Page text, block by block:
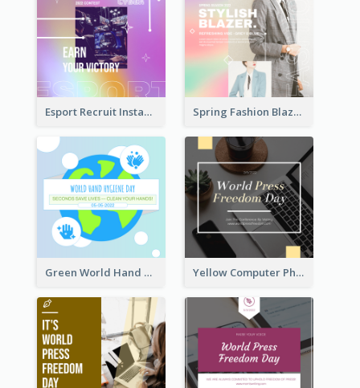
Esport Recruit Instagram Post Spring Fashion Blazer Instagram Post
Green World Hand Hygiene Day Instagram Post Yellow Computer Photo World Press Freedom Day Instagram Post